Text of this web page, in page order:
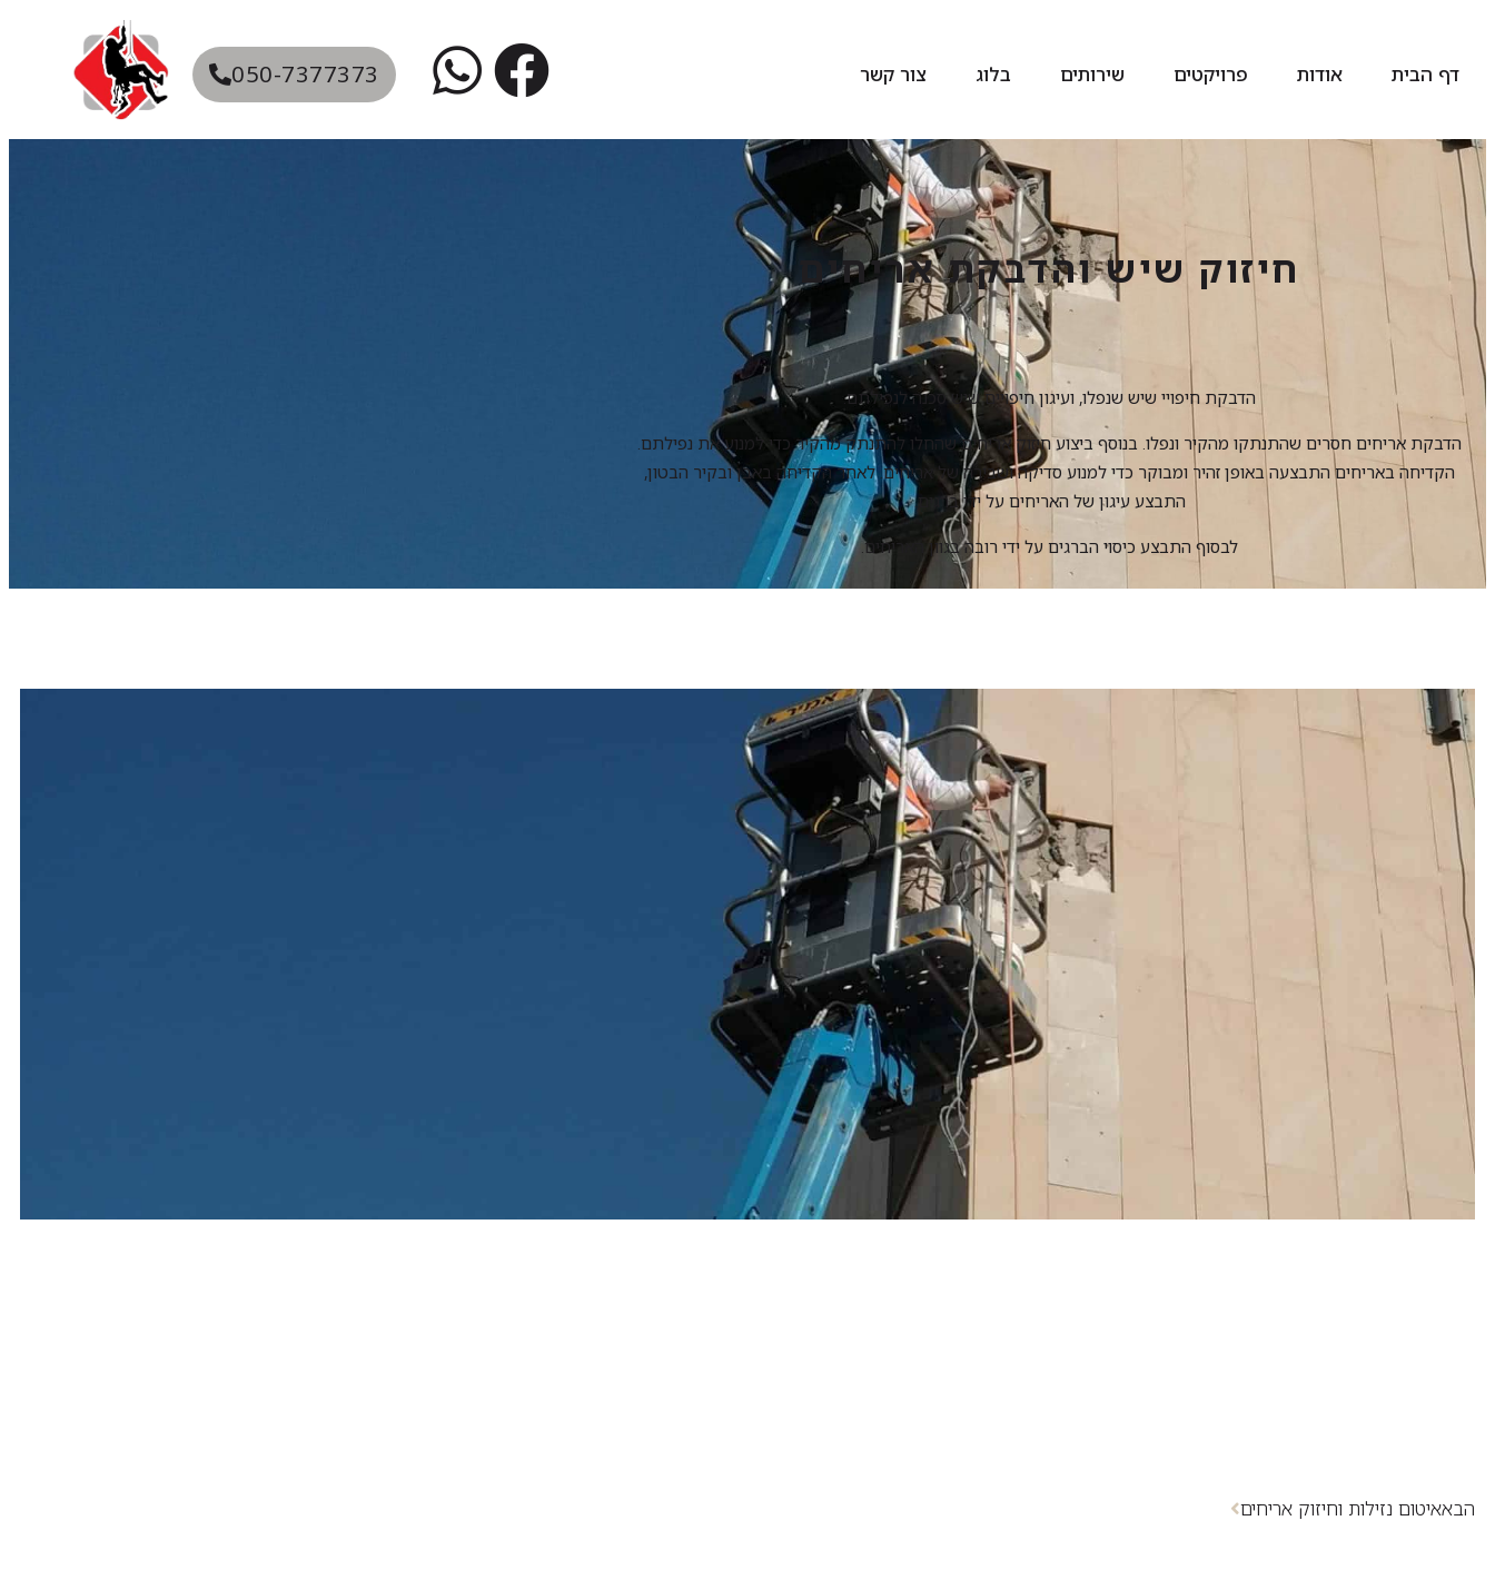
דף הבית אודות פרויקטים שירותים בלוג צור קשר 050-7377373
חיזוק שיש והדבקת אריחים
הדבקת חיפויי שיש שנפלו, ועיגון חיפויים שיש סכנה לנפילתם.
הדבקת אריחים חסרים שהתנתקו מהקיר ונפלו. בנוסף ביצוע חיזוק אריחים שהחלו להתנתק מהקיר כדי למנוע את נפילתם.
הקדיחה באריחים התבצעה באופן זהיר ומבוקר כדי למנוע סדיקה ושבירה של אריחים. לאחר הקדיחה באבן ובקיר הבטון,
התבצע עיגון של האריחים על ידי ברגים.
לבסוף התבצע כיסוי הברגים על ידי רובה בגוון האריחים.
הבאאיטום נזילות וחיזוק אריחים